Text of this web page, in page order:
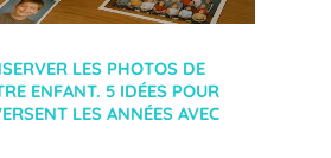
LES PHOTOS DE
ENFANT. 5 IDÉES POUR
LES ANNÉES AVEC